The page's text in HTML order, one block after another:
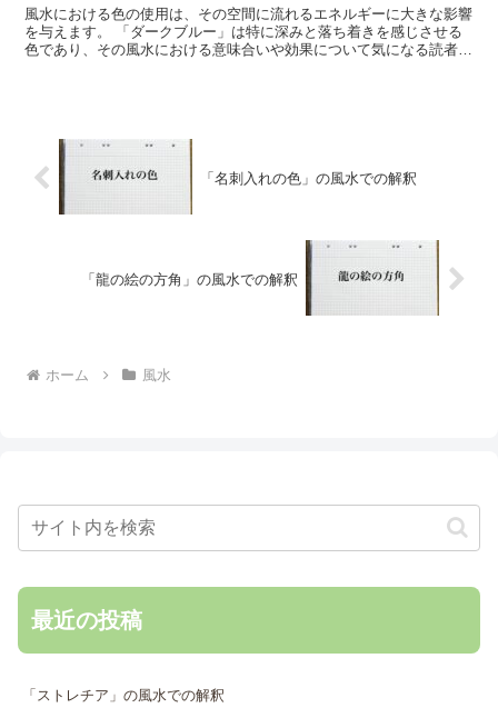
風水における色の使用は、その空間に流れるエネルギーに大きな影響
を与えます。 「ダークブルー」は特に深みと落ち着きを感じさせる
色であり、その風水における意味合いや効果について気になる読者も
「名刺入れの色」の風水での解釈
「龍の絵の方角」の風水での解釈
ホーム 風水
最近の投稿
「ストレチア」の風水での解釈